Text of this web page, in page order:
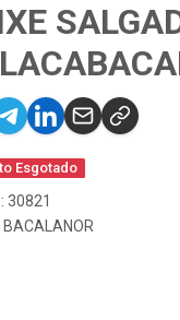
Esgotado
30821
BACALANOR